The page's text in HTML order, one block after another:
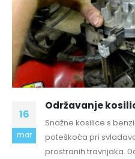
16
mar
Održavanje
Snažne kosilice s
poteškoća pri
prostranih travnjaka.